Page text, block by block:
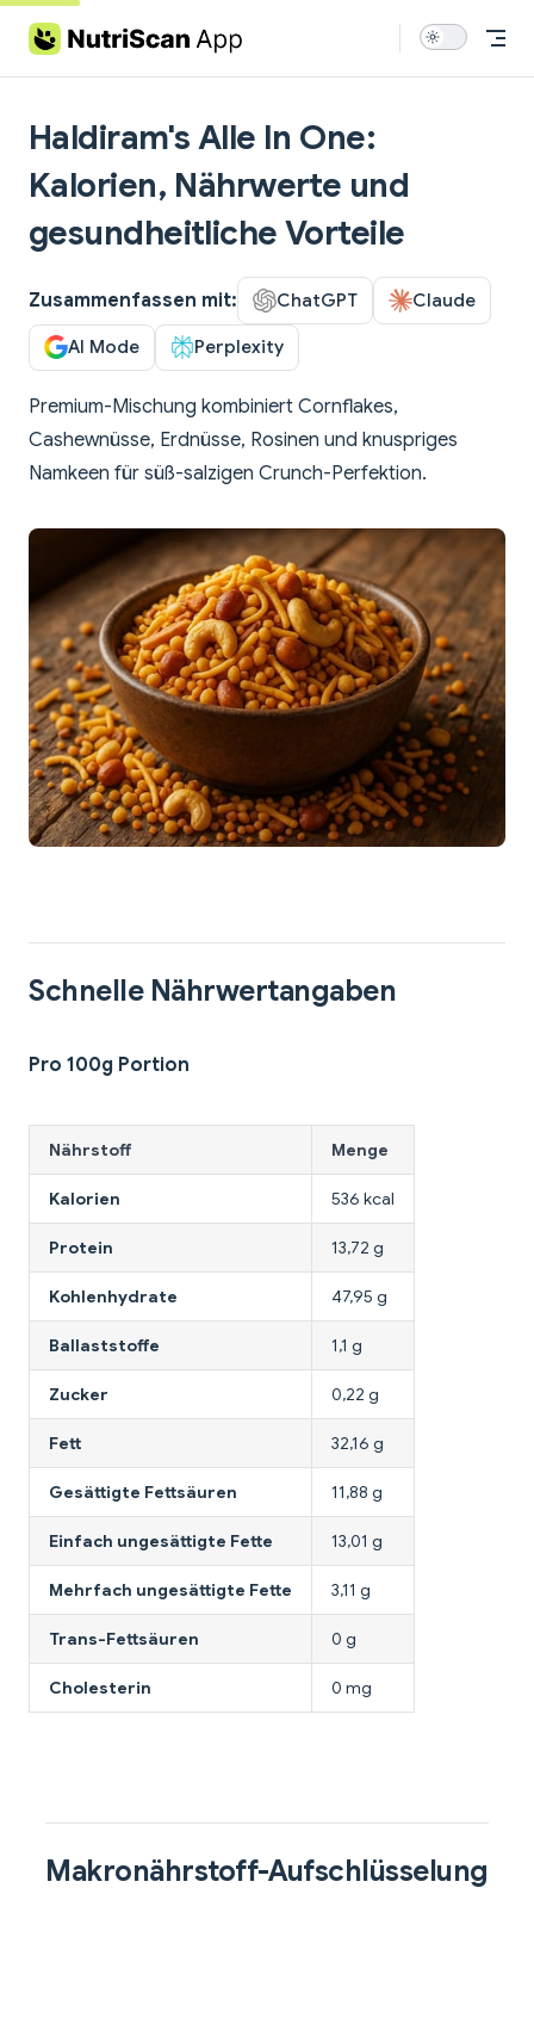
Skip to content
Haldiram's Alle In One:
Kalorien, Nährwerte und
gesundheitliche Vorteile
Zusammenfassen mit: ChatGPT Claude
AI Mode Perplexity
Premium-Mischung kombiniert Cornflakes,
Cashewnüsse, Erdnüsse, Rosinen und knuspriges
Namkeen für süß-salzigen Crunch-Perfektion.
Schnelle Nährwertangaben
Pro 100g Portion
Nährstoff Menge
Kalorien 536 kcal
Protein 13,72 g
Kohlenhydrate 47,95 g
Ballaststoffe 1,1 g
Zucker 0,22 g
Fett 32,16 g
Gesättigte Fettsäuren 11,88 g
Einfach ungesättigte Fette 13,01 g
Mehrfach ungesättigte Fette 3,11 g
Trans-Fettsäuren 0 g
Cholesterin 0 mg
Makronährstoff-Aufschlüsselung